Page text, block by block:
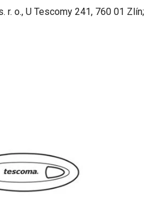
r. o., U Tescomy 241, 760 01 Zlín;